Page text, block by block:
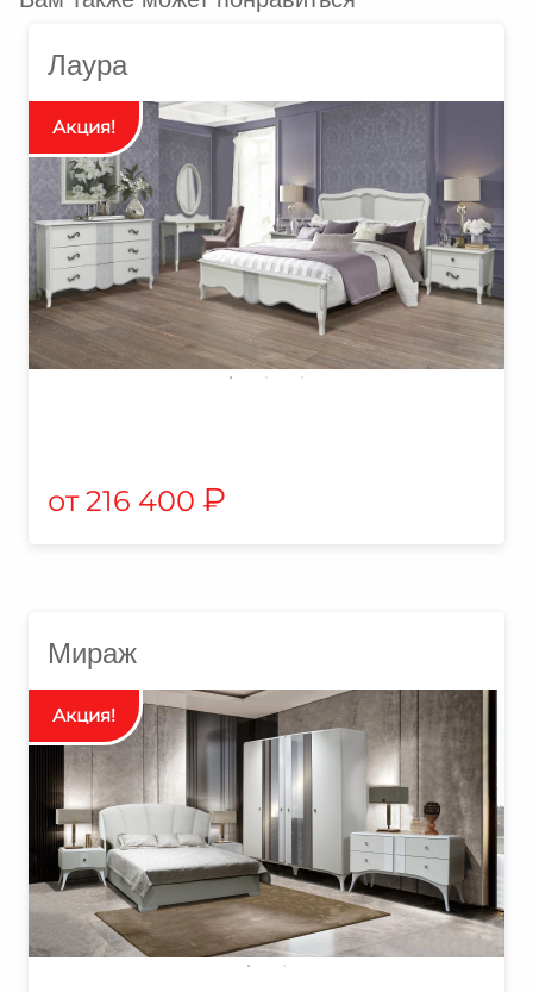
Лаура
216 400 ₽
Мираж